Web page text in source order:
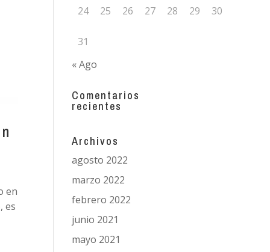
en
es
24 25 26 27 28 29 30
31
« Ago
Comentarios
recientes
Archivos
agosto 2022
marzo 2022
febrero 2022
junio 2021
mayo 2021